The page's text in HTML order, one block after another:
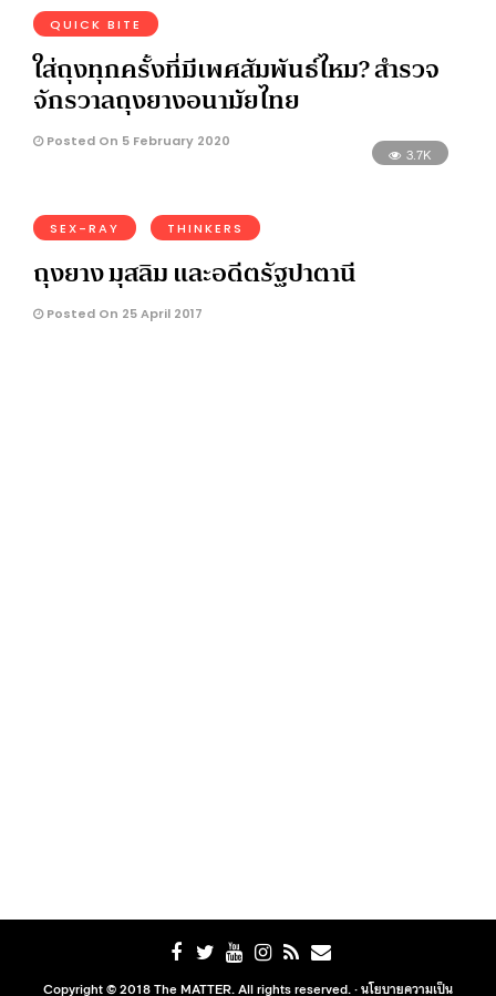
QUICK BITE
ใส่ถุงทุกครั้งที่มีเพศสัมพันธ์ไหม? สำรวจ
จักรวาลถุงยางอนามัยไทย
Posted On 5 February 2020
3.7K
SEX-RAY THINKERS
ถุงยาง มุสลิม และอดีตรัฐปาตานี
Posted On 25 April 2017
Copyright © 2018 The MATTER. All rights reserved. ·นโยบายความเป็น